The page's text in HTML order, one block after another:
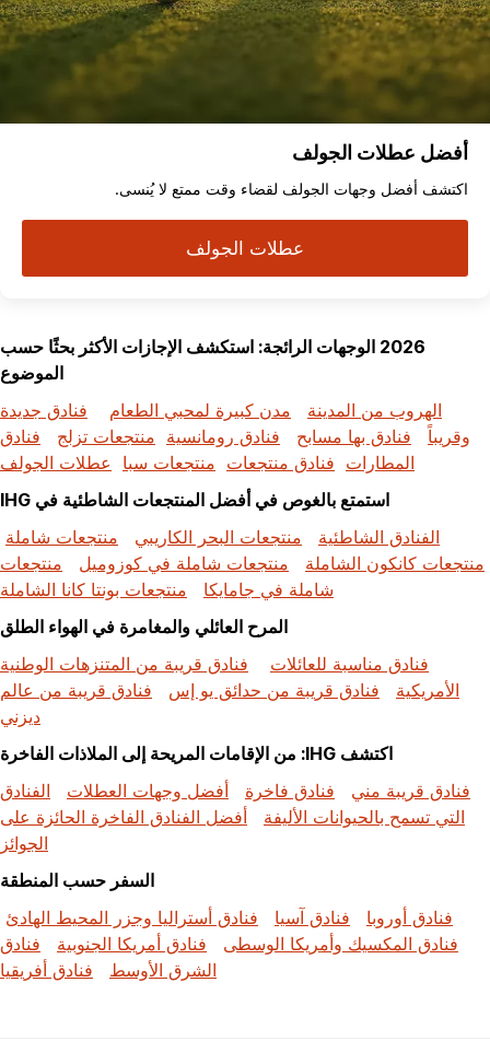
أفضل عطلات الجولف
اكتشف أفضل وجهات الجولف لقضاء وقت ممتع لا يُنسى.
عطلات الجولف
2026 الوجهات الرائجة: استكشف الإجازات الأكثر بحثًا حسب
الموضوع
الهروب من المدينة
مدن كبيرة لمحبي الطعام
فنادق جديدة
وقريباً
فنادق بها مسابح فنادق رومانسية منتجعات تزلج
فنادق
المطارات فنادق منتجعات منتجعات سبا
عطلات الجولف
استمتع بالغوص في أفضل المنتجعات الشاطئية في IHG
الفنادق الشاطئية
منتجعات البحر الكاريبي
منتجعات شاملة
منتجعات كانكون الشاملة
منتجعات شاملة في كوزوميل
منتجعات
شاملة في جامايكا
منتجعات بونتا كانا الشاملة
المرح العائلي والمغامرة في الهواء الطلق
فنادق مناسبة للعائلات
فنادق قريبة من المتنزهات الوطنية
الأمريكية
فنادق قريبة من حدائق يو إس
فنادق قريبة من عالم
ديزني
اكتشف IHG: من الإقامات المريحة إلى الملاذات الفاخرة
فنادق قريبة مني
فنادق فاخرة أفضل وجهات العطلات
الفنادق
التي تسمح بالحيوانات الأليفة
أفضل الفنادق الفاخرة الحائزة على
الجوائز
السفر حسب المنطقة
فنادق أوروبا
فنادق آسيا
فنادق أستراليا وجزر المحيط الهادئ
فنادق المكسيك وأمريكا الوسطى
فنادق أمريكا الجنوبية
فنادق
الشرق الأوسط
فنادق أفريقيا